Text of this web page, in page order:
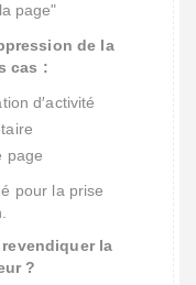
page"
de la
cas :
d′activité
page
pour la prise
la
?